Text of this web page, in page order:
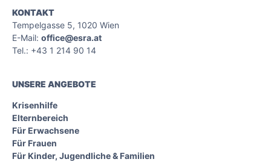
KONTAKT
Tempelgasse 5, 1020 Wien
E-Mail: office@esra.at
Tel.: +43 1 214 90 14
UNSERE ANGEBOTE
Krisenhilfe
Elternbereich
Für Erwachsene
Für Frauen
Für Kinder, Jugendliche & Familien